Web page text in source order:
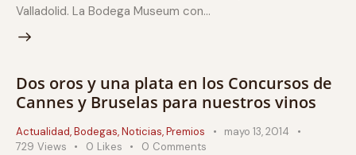
Valladolid. La Bodega Museum con…
Dos oros y una plata en los Concursos de
Cannes y Bruselas para nuestros vinos
Actualidad,Bodegas,Noticias,Premios
mayo 13, 2014
729 Views 0 Likes 0 Comments